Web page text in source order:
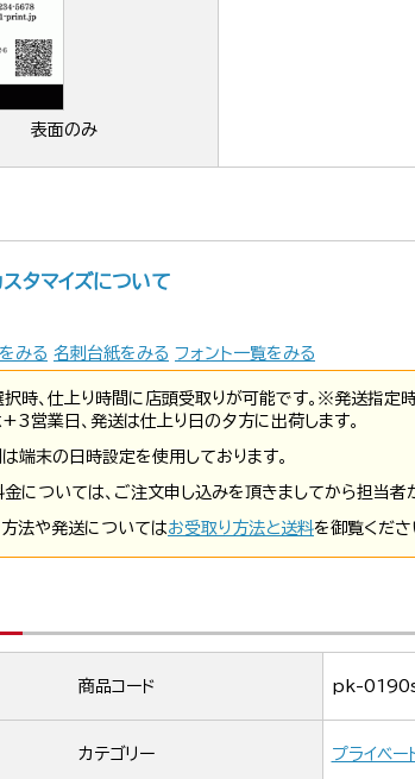
表面のみ
タマイズについて
みる 名刺台紙をみる フォント一覧をみる
時、仕上り時間に店頭受取りが可能です。※発送指定
営業日、発送は仕上り日の夕方に出荷します。
端末の日時設定を使用しております。
については、ご注文申し込みを頂きましてから担当者
法や発送についてはお受取り方法と送料を御覧くださ
商品コード pk-
カテゴリー プライベー